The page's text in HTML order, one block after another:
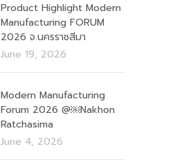
Product Highlight Modern
Manufacturing FORUM
2026 จ.นครราชสีมา
June 19, 2026
Modern Manufacturing
Forum 2026 @￼Nakhon
Ratchasima
June 4, 2026